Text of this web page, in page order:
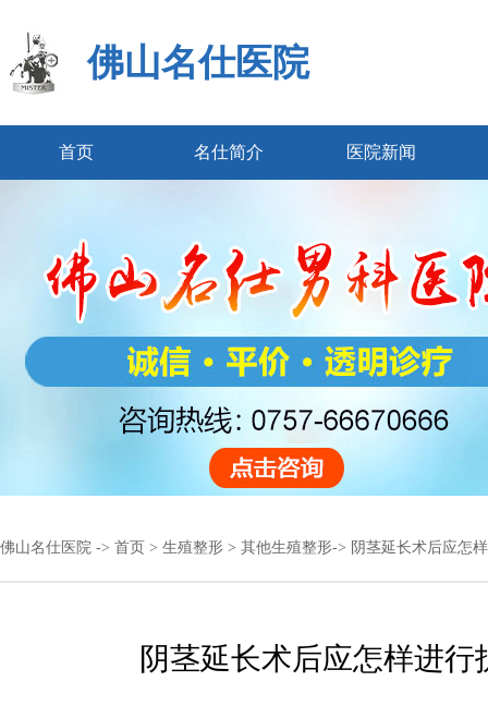
佛山名仕医院
首页 名仕简介 医院新闻
佛山名仕医院 -> 首页 > 生殖整形 > 其他生殖整形-> 阴茎延长术后应怎
阴茎延长术后应怎样进行